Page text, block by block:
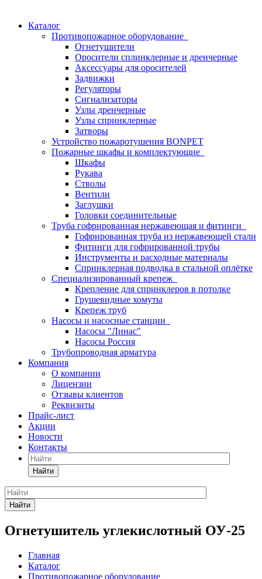
Каталог
Противопожарное оборудование
Огнетушители
Оросители сплинклерные и дренчерные
Аксессуары для оросителей
Задвижки
Регуляторы
Сигнализаторы
Узлы дренчерные
Узлы спринклерные
Затворы
Устройство пожаротушения BONPET
Пожарные шкафы и комплектующие
Шкафы
Рукава
Стволы
Вентили
Заглушки
Головки соединительные
Труба гофрированная нержавеющая и фитинги
Гофрированная труба из нержавеющей стали
Фитинги для гофрированной трубы
Инструменты и расходные материалы
Спринклерная подводка в стальной оплётке
Специализированный крепеж
Крепление для спринклеров в потолке
Грушевидные хомуты
Крепеж труб
Насосы и насосные станции
Насосы "Линас"
Насосы Россия
Трубопроводная арматура
Компания
О компании
Лицензии
Отзывы клиентов
Реквизиты
Прайс-лист
Акции
Новости
Контакты
Найти
Найти
Огнетушитель углекислотный ОУ-25
Главная
Каталог
Противопожарное оборудование